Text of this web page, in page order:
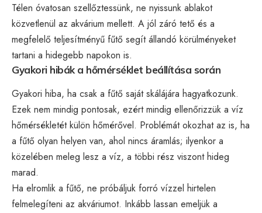
Télen óvatosan szellőztessünk, ne nyissunk ablakot
közvetlenül az akvárium mellett. A jól záró tető és a
megfelelő teljesítményű fűtő segít állandó körülményeket
tartani a hidegebb napokon is.
Gyakori hibák a hőmérséklet beállítása során
Gyakori hiba, ha csak a fűtő saját skálájára hagyatkozunk.
Ezek nem mindig pontosak, ezért mindig ellenőrizzük a víz
hőmérsékletét külön hőmérővel. Problémát okozhat az is, ha
a fűtő olyan helyen van, ahol nincs áramlás; ilyenkor a
közelében meleg lesz a víz, a többi rész viszont hideg
marad.
Ha elromlik a fűtő, ne próbáljuk forró vízzel hirtelen
felmelegíteni az akváriumot. Inkább lassan emeljük a